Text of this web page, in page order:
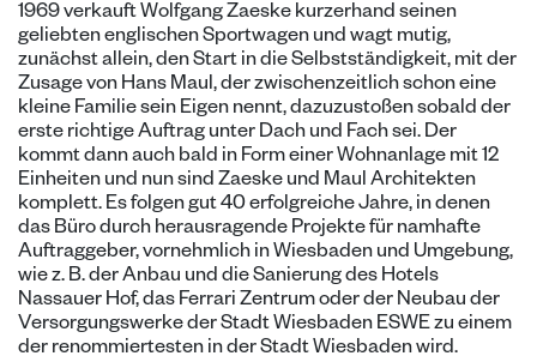
1969 verkauft Wolfgang Zaeske kurzerhand seinen
geliebten englischen Sportwagen und wagt mutig,
zunächst allein, den Start in die Selbstständigkeit, mit der
Zusage von Hans Maul, der zwischenzeitlich schon eine
kleine Familie sein Eigen nennt, dazuzustoßen sobald der
erste richtige Auftrag unter Dach und Fach sei. Der
kommt dann auch bald in Form einer Wohnanlage mit 12
Einheiten und nun sind Zaeske und Maul Architekten
komplett. Es folgen gut 40 erfolgreiche Jahre, in denen
das Büro durch herausragende Projekte für namhafte
Auftraggeber, vornehmlich in Wiesbaden und Umgebung,
wie z. B. der Anbau und die Sanierung des Hotels
Nassauer Hof, das Ferrari Zentrum oder der Neubau der
Versorgungswerke der Stadt Wiesbaden ESWE zu einem
der renommiertesten in der Stadt Wiesbaden wird.